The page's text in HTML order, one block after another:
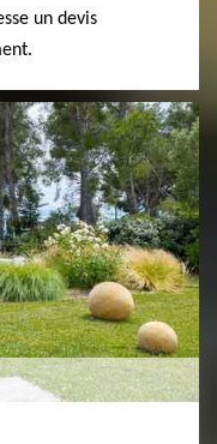
un devis